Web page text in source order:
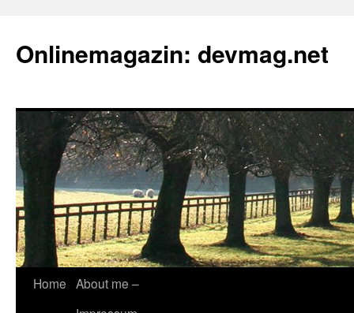
Onlinemagazin: devmag.net
Skip
Home About me –